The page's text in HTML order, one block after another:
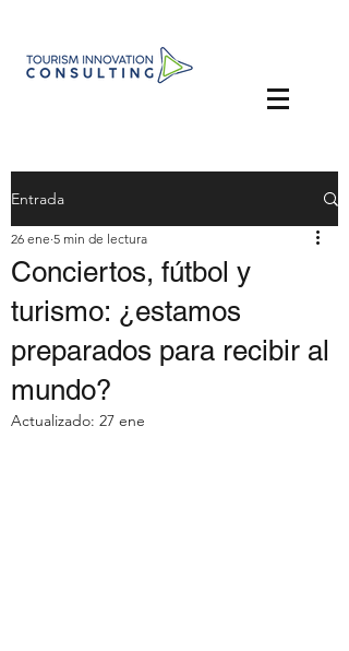
Entrada
Conciertos, fútbol y
turismo: ¿estamos
preparados para recibir al
mundo?
26 ene 5 min de lectura
Actualizado: 27 ene